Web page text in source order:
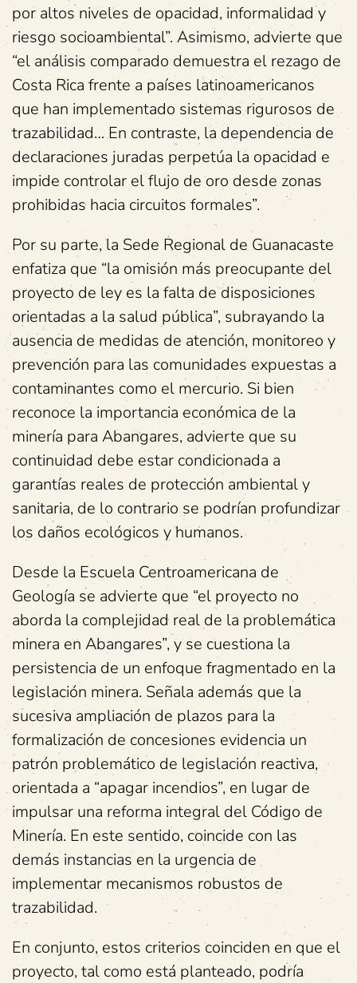
por altos niveles de opacidad, informalidad y
riesgo socioambiental”. Asimismo, advierte que
“el análisis comparado demuestra el rezago de
Costa Rica frente a países latinoamericanos
que han implementado sistemas rigurosos de
trazabilidad… En contraste, la dependencia de
declaraciones juradas perpetúa la opacidad e
impide controlar el flujo de oro desde zonas
prohibidas hacia circuitos formales”.
Por su parte, la Sede Regional de Guanacaste
enfatiza que “la omisión más preocupante del
proyecto de ley es la falta de disposiciones
orientadas a la salud pública”, subrayando la
ausencia de medidas de atención, monitoreo y
prevención para las comunidades expuestas a
contaminantes como el mercurio. Si bien
reconoce la importancia económica de la
minería para Abangares, advierte que su
continuidad debe estar condicionada a
garantías reales de protección ambiental y
sanitaria, de lo contrario se podrían profundizar
los daños ecológicos y humanos.
Desde la Escuela Centroamericana de
Geología se advierte que “el proyecto no
aborda la complejidad real de la problemática
minera en Abangares”, y se cuestiona la
persistencia de un enfoque fragmentado en la
legislación minera. Señala además que la
sucesiva ampliación de plazos para la
formalización de concesiones evidencia un
patrón problemático de legislación reactiva,
orientada a “apagar incendios”, en lugar de
impulsar una reforma integral del Código de
Minería. En este sentido, coincide con las
demás instancias en la urgencia de
implementar mecanismos robustos de
trazabilidad.
En conjunto, estos criterios coinciden en que el
proyecto, tal como está planteado, podría